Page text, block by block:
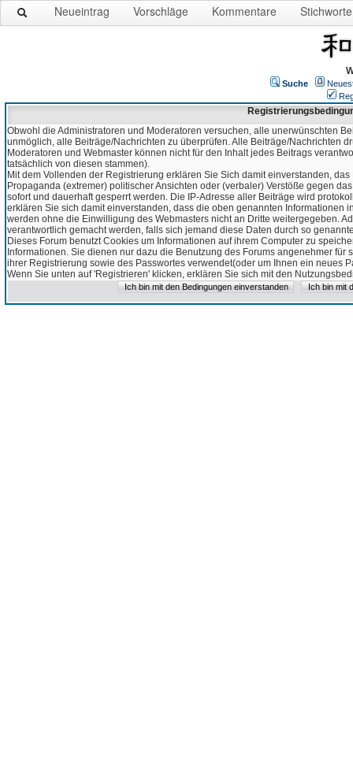
Neueintrag Vorschläge Kommentare Stichworte
Suche
Obwohl die Administratoren und Moderatoren versuchen, alle unerwünschten
unmöglich, alle Beiträge/Nachrichten zu überprüfen. Alle Beiträge/Nachrichten
Moderatoren und Webmaster können nicht für den Inhalt jedes Beitrags
tatsächlich von diesen stammen).
Mit dem Vollenden der Registrierung erklären Sie Sich damit einverstanden,
Propaganda (extremer) politischer Ansichten oder (verbaler) Verstöße gegen
sofort und dauerhaft gesperrt werden. Die IP-Adresse aller Beiträge wird
erklären Sie sich damit einverstanden, dass die oben genannten Informationen
werden ohne die Einwilligung des Webmasters nicht an Dritte weitergegeben.
verantwortlich gemacht werden, falls sich jemand diese Daten durch so
Dieses Forum benutzt Cookies um Informationen auf ihrem Computer zu
Informationen. Sie dienen nur dazu die Benutzung des Forums angenehmer
ihrer Registrierung sowie des Passwortes verwendet(oder um Ihnen ein neues
Wenn Sie unten auf 'Registrieren' klicken, erklären Sie sich mit den